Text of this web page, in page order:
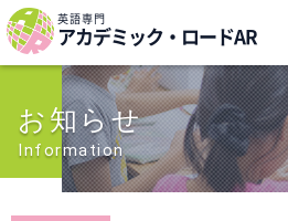
英語専門
アカデミック・ロードAR
お知らせ
Information